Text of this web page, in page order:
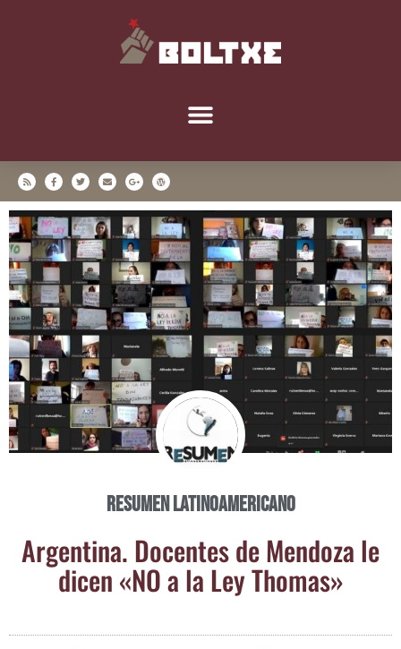
Resumen Latinoamericano
Argen­ti­na. Docen­tes de Men­do­za le
dicen «NO a la Ley Thomas»